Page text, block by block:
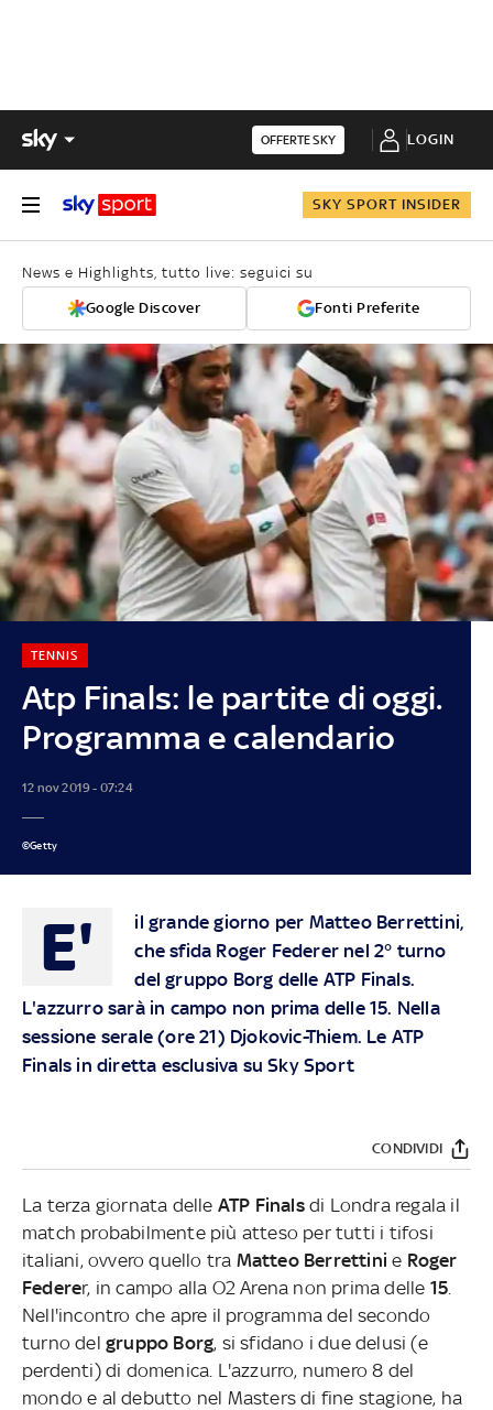
OFFERTE SKY LOGIN
SKY SPORT INSIDER
News e Highlights, tutto live: seguici su
Google Discover Fonti Preferite
Atp Finals: le partite di oggi.
Programma e calendario
TENNIS
12 nov 2019 - 07:24
©Getty
E'
il grande giorno per Matteo Berrettini,
che sfida Roger Federer nel 2° turno
del gruppo Borg delle ATP Finals.
L'azzurro sarà in campo non prima delle 15. Nella
sessione serale (ore 21) Djokovic-Thiem. Le ATP
Finals in diretta esclusiva su Sky Sport
CONDIVIDI
La terza giornata delle ATP Finalsdi Londra regala il
match probabilmente più atteso per tutti i tifosi
italiani, ovvero quello tra Matteo Berrettini e Roger
Federer, in campo alla O2 Arena non prima delle 15
Nell'incontro che apre il programma del secondo
turno del gruppo Borg, si sfidano i due delusi (e
perdenti) di domenica. L'azzurro, numero 8 del
mondo e al debutto nel Masters di fine stagione, ha